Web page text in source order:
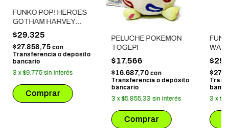
FUNKO POP! HEROES
GOTHAM HARVEY
BULLOCK
$29.325
$27.858,75 con
Transferencia o depósito
bancario
3 x$9.775 sin interés
PELUCHE POKEMON
TOGEPI
$17.566
$16.687,70 con
Transferencia o depósito
bancario
3 x$5.855,33 sin interés
-
3 x